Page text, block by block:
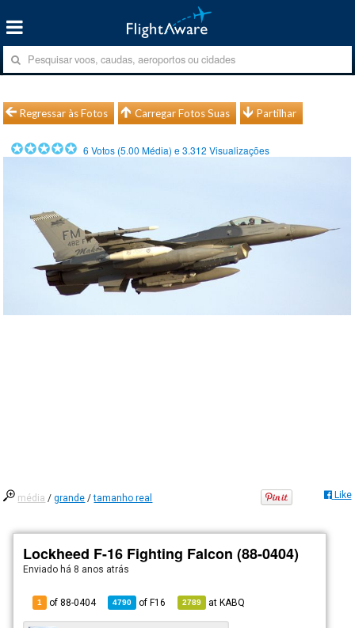
Regressar às Fotos Carregar Fotos Suas Partilhar
6 Votos (5.00 Média) e3.312 Visualizações
média /grande /tamanho real Like
Lockheed F-16 Fighting Falcon (88-0404)
Enviado há 8 anos atrás
1 of 88-0404 4790 ofF16 2789 atKABQ